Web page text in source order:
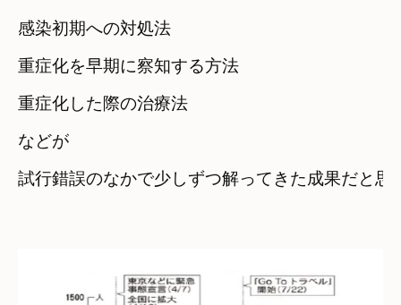
感染初期への対処法
重症化を早期に察知する方法
重症化した際の治療法
などが
試行錯誤のなかで少しずつ解ってきた成果だと思